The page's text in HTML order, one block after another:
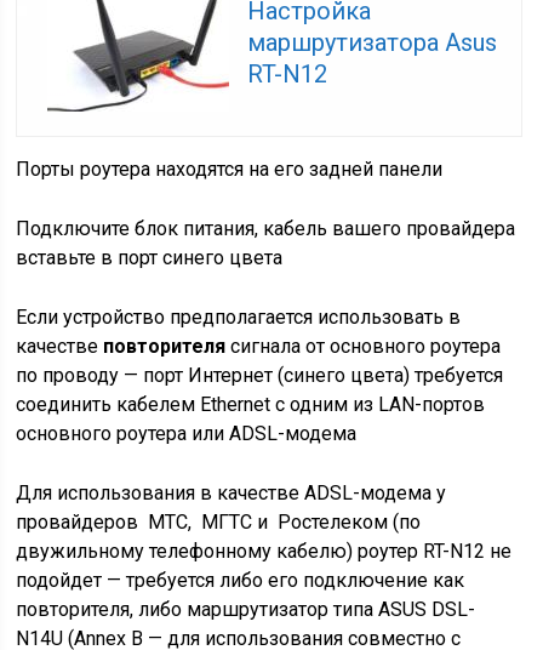
Настройка
маршрутизатора Asus
RT-N12
Порты роутера находятся на его задней панели
Подключите блок питания, кабель вашего провайдера
вставьте в порт синего цвета
Если устройство предполагается использовать в
качестве повторителя сигнала от основного роутера
по проводу — порт Интернет (синего цвета) требуется
соединить кабелем Ethernet с одним из LAN-портов
основного роутера или ADSL-модема
Для использования в качествеADSL-модема у
провайдеров МТС, МГТС и Ростелеком (по
двужильному телефонному кабелю) роутер RT-N12 не
подойдет — требуется либо его подключение как
повторителя, либо маршрутизатор типа ASUS DSL-
N14U (Annex B — для использования совместно с